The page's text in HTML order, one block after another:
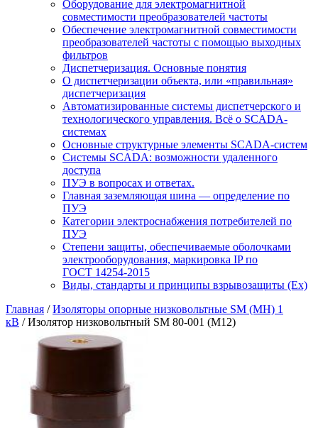
Оборудование для электромагнитной
совместимости преобразователей частоты
Обеспечение электромагнитной совместимости
преобразователей частоты с помощью выходных
фильтров
Диспетчеризация. Основные понятия
О диспетчеризации объекта, или «правильная»
диспетчеризация
Автоматизированные системы диспетчерского и
технологического управления. Всё о SCADA-
системах
Основные структурные элементы SCADA-систем
Системы SCADA: возможности удаленного
доступа
ПУЭ в вопросах и ответах.
Главная заземляющая шина — определение по
ПУЭ
Категории электроснабжения потребителей по
ПУЭ
Степени защиты, обеспечиваемые оболочками
электрооборудования, маркировка IP по
ГОСТ 14254-2015
Виды, стандарты и принципы взрывозащиты (Ex)
Главная /Изоляторы опорные низковольтные SM (МН) 1
кВ / Изолятор низковольтный SM 80-001 (М12)